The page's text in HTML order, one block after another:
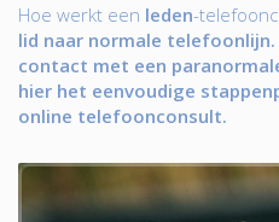
Hoe werkt een leden-
lid naar normale
contact met een
hier het eenvoudige
online telefoonconsult.